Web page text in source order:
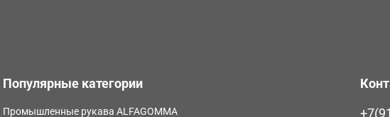
Популярные категории
Промышленные рукава ALFAGOMMA